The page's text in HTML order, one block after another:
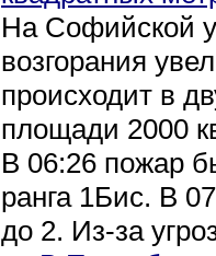
На Софийской
возгорания
происходит в
площади 2000
В 06:26 пожар
ранга 1Бис. В
до 2. Из-за